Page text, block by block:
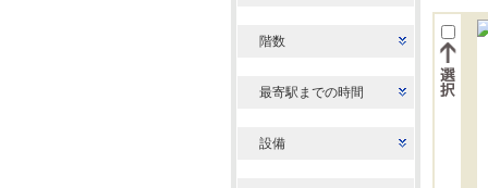
階数
最寄駅までの時間
設備